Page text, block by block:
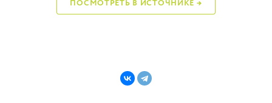
ПОСМОТРЕТЬ В ИСТОЧНИКЕ →